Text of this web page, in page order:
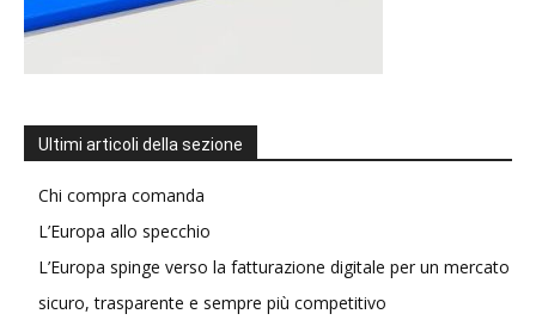
Ultimi articoli della sezione
Chi compra comanda
L’Europa allo specchio
L’Europa spinge verso la fatturazione digitale per un mercato
sicuro, trasparente e sempre più competitivo